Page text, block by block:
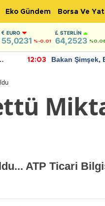
Eko Gündem Borsa Ve
EURO
55,0231 %-0.01
STERLIN
64,2523
12:03
Bakan Şimşek,
ATP Ticari